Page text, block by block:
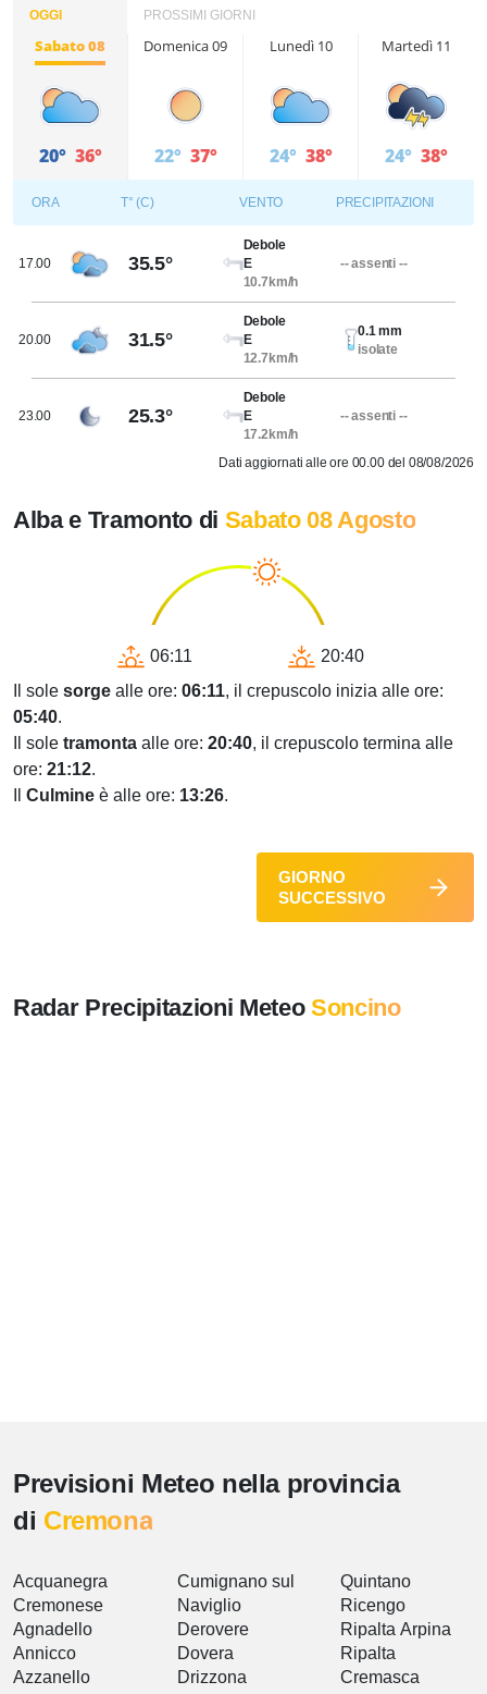
OGGI PROSSIMI GIORNI
Sabato 08
20° 36°
Domenica 09
22° 37°
Lunedì 10
24° 38°
Martedì 11
24° 38°
ORA T° (C) VENTO PRECIPITAZIONI
17.00 35.5°
Debole
E
10.7km/h
-- assenti --
20.00 31.5°
Debole
E
12.7km/h
0.1 mm
isolate
23.00 25.3°
Debole
E
17.2km/h
-- assenti --
Dati aggiornati alle ore 00.00 del 08/08/2026
Alba e Tramonto di Sabato 08 Agosto
06:11
20:40
Il sole sorge alle ore: 06:11, il crepuscolo inizia alle ore:
05:40.
Il sole tramonta alle ore: 20:40, il crepuscolo termina alle
ore: 21:12.
Culmine è alle ore: 13:26.
GIORNO
SUCCESSIVO
Radar Precipitazioni MeteoSoncino
Previsioni Meteo nella provincia
di Cremona
Acquanegra
Cremonese
Agnadello
Annicco
Azzanello
Cumignano sul
Naviglio
Derovere
Dovera
Drizzona
Quintano
Ricengo
Ripalta Arpina
Ripalta
Cremasca